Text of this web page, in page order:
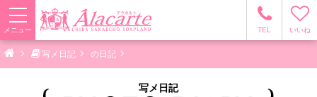
TEL いいね
メニュー
写メ日記 の日記
写メ日記